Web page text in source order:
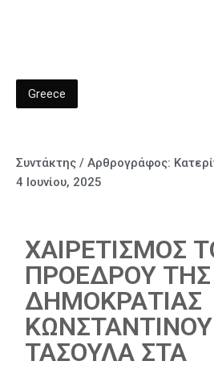
Greece
Συντάκτης / Αρθρογράφος:
4 Ιουνίου, 2025
ΧΑΙΡΕΤΙΣΜΟΣ
ΠΡΟΕΔΡΟΥ ΤΗΣ
ΔΗΜΟΚΡΑΤΙΑΣ
ΤΑΣΟΥΛΑ ΣΤΑ